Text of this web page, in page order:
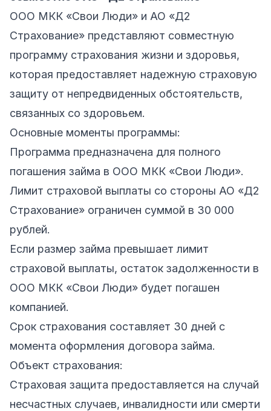
ООО МКК «Свои Люди» и АО «Д2
Страхование» представляют совместную
программу страхования жизни и здоровья,
которая предоставляет надежную страховую
защиту от непредвиденных обстоятельств,
связанных со здоровьем.
Основные моменты программы:
Программа предназначена для полного
погашения займа в ООО МКК «Свои Люди».
Лимит страховой выплаты со стороны АО «Д2
Страхование» ограничен суммой в 30 000
рублей.
Если размер займа превышает лимит
страховой выплаты, остаток задолженности в
ООО МКК «Свои Люди» будет погашен
компанией.
Срок страхования составляет 30 дней с
момента оформления договора займа.
Объект страхования:
Страховая защита предоставляется на случай
несчастных случаев, инвалидности или смерти